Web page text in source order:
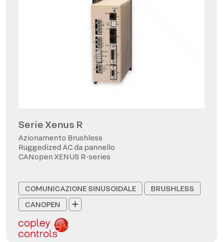
Serie Xenus R
Azionamento Brushless
Ruggedized AC da pannello
CANopen XENUS R-series
COMUNICAZIONE SINUSOIDALE
BRUSHLESS
CANOPEN